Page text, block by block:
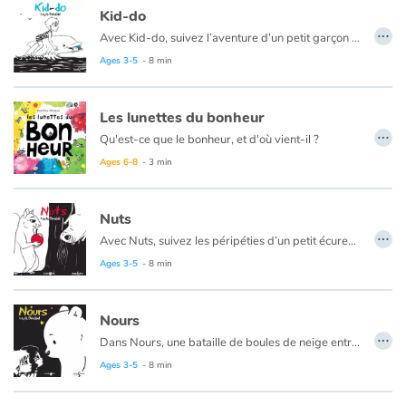
Kid-do
Avec Kid-do, suivez l’aventure d’un petit garçon à la plage.
Ages 3-5 - 8 min
…
Les lunettes du bonheur
Qu'est-ce que le bonheur, et d'où vient-il ?
Se cache-t-il dans la ville ou ailleurs ?
Enfile les lunettes du bonheur, elles ouvriront peut-être les portes de ton cœur !
Ages 6-8 - 3 min
…
Nuts
Avec Nuts, suivez les péripéties d’un petit écureuil espiègle !
Ages 3-5 - 8 min
…
Nours
Dans Nours, une bataille de boules de neige entre deux enfants va prendre un tournant surprenant !
Ages 3-5 - 8 min
…